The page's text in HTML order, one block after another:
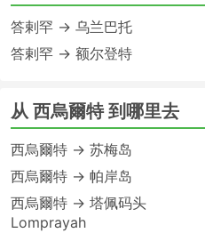
答剌罕 → 乌兰巴托
答剌罕 → 额尔登特
从 西烏爾特 到哪里去
西烏爾特 → 苏梅岛
西烏爾特 → 帕岸岛
西烏爾特 → 塔佩码头
Lomprayah